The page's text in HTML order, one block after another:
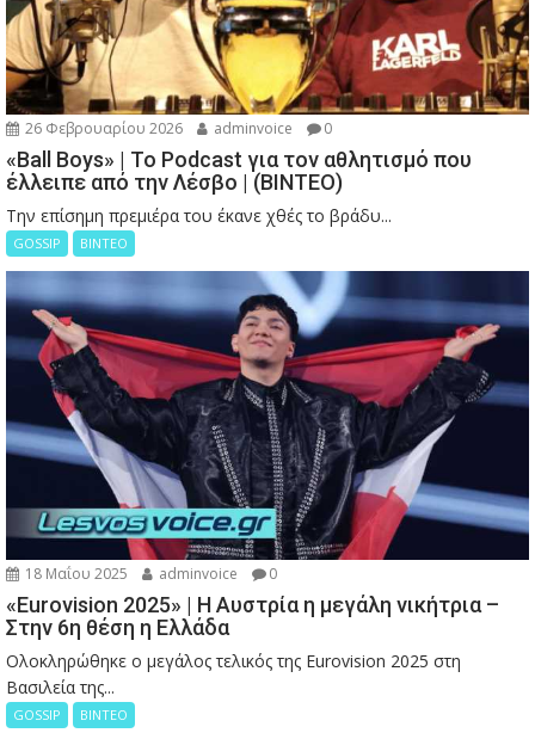
26 Φεβρουαρίου 2026 adminvoice 0
«Ball Boys» | Το Podcast για τον αθλητισμό που
έλλειπε από την Λέσβο | (ΒΙΝΤΕΟ)
Την επίσημη πρεμιέρα του έκανε χθές το βράδυ...
GOSSIP ΒΙΝΤΕΟ
18 Μαΐου 2025 adminvoice 0
«Eurovision 2025» | Η Αυστρία η μεγάλη νικήτρια –
Στην 6η θέση η Ελλάδα
Ολοκληρώθηκε ο μεγάλος τελικός της Eurovision 2025 στη
Βασιλεία της...
GOSSIP ΒΙΝΤΕΟ